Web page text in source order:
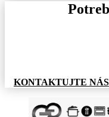
KONTAKTUJTE NÁS